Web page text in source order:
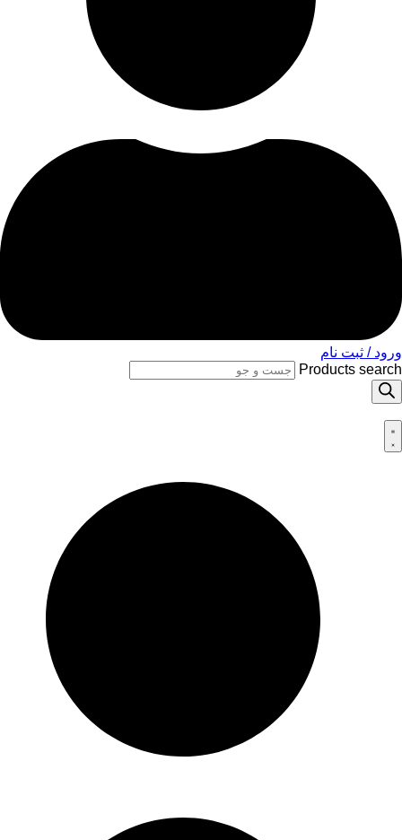
ورود / ثبت نام
Products search